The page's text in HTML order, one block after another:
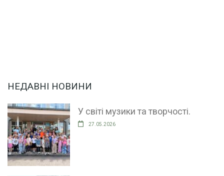
НЕДАВНІ НОВИНИ
У світі музики та творчості.
27.05.2026